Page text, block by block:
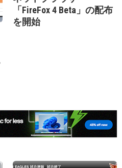
「FireFox 4 Beta」の配布
を開始